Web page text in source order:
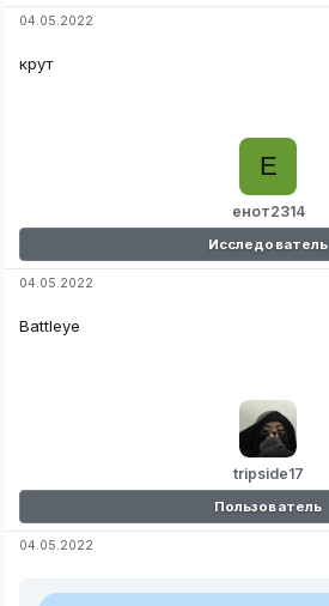
04.05.2022
крут
енот2314
Е
Исследователь
04.05.2022
Battleye
tripside17
Пользователь
04.05.2022